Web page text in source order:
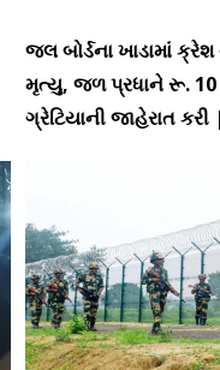
જલ બોર્ડના ખાડામાં
મૃત્યુ, જળ પ્રધાને રૂ.
ગ્રેટિયાની જાહેરાત